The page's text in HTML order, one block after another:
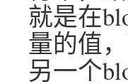
就是在
量的值
另一个